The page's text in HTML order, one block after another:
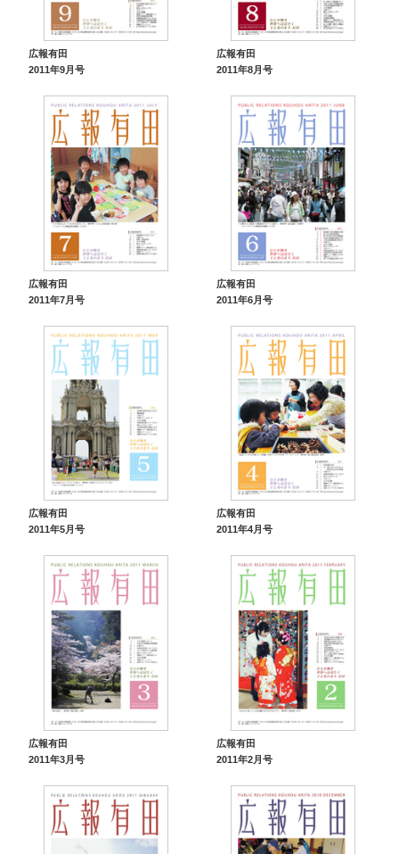
広報有田
2011年9月号
広報有田
2011年8月号
広報有田
2011年7月号
広報有田
2011年6月号
広報有田
2011年5月号
広報有田
2011年4月号
広報有田
2011年3月号
広報有田
2011年2月号